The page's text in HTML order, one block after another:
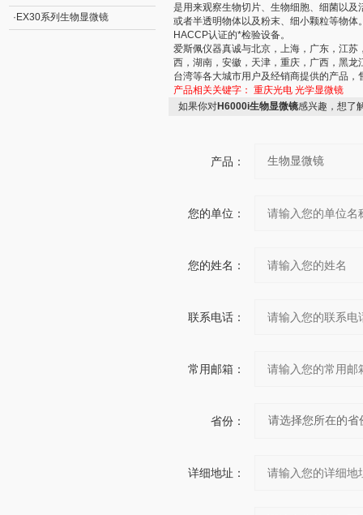
· EX30系列生物显微镜
是用来观察生物切片、生物细胞、细菌以
或者半透明物体以及粉末、细小颗粒等物
HACCP认证的*检验设备。
爱斯佩仪器真诚与北京，上海，广东，江
西，湖南，安徽，天津，重庆，广西，黑
台湾等各大城市用户及经销商提供的产品，
产品相关关键字： 重庆光电 光学显微镜
如果你对H6000i生物显微镜感兴趣，想了
产品：
您的单位：
您的姓名：
联系电话：
常用邮箱：
省份：
详细地址：